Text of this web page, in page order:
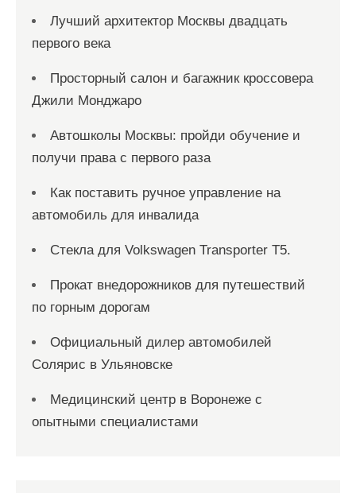
Лучший архитектор Москвы двадцать
первого века
Просторный салон и багажник кроссовера
Джили Монджаро
Автошколы Москвы: пройди обучение и
получи права с первого раза
Как поставить ручное управление на
автомобиль для инвалида
Стекла для Volkswagen Transporter T5.
Прокат внедорожников для путешествий
по горным дорогам
Официальный дилер автомобилей
Солярис в Ульяновске
Медицинский центр в Воронеже с
опытными специалистами